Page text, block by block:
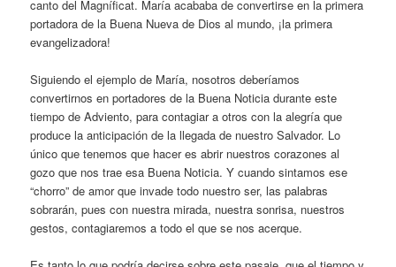
canto del Magníficat. María acababa de convertirse en la primera
portadora de la Buena Nueva de Dios al mundo, ¡la primera
evangelizadora!
Siguiendo el ejemplo de María, nosotros deberíamos
convertirnos en portadores de la Buena Noticia durante este
tiempo de Adviento, para contagiar a otros con la alegría que
produce la anticipación de la llegada de nuestro Salvador. Lo
único que tenemos que hacer es abrir nuestros corazones al
gozo que nos trae esa Buena Noticia. Y cuando sintamos ese
“chorro” de amor que invade todo nuestro ser, las palabras
sobrarán, pues con nuestra mirada, nuestra sonrisa, nuestros
gestos, contagiaremos a todo el que se nos acerque.